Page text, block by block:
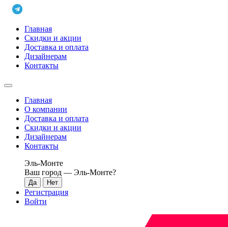
Главная
Скидки и акции
Доставка и оплата
Дизайнерам
Контакты
Главная
О компании
Доставка и оплата
Скидки и акции
Дизайнерам
Контакты
Эль-Монте
Ваш город — Эль-Монте?
Регистрация
Войти